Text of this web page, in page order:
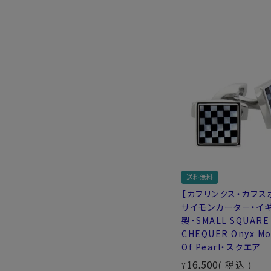
【カフリンクス・カフス
サイモンカーター・イ
製・SMALL SQUARE
CHEQUER Onyx
Of Pearl・スクエア
送料無料
¥ 16,500 税込